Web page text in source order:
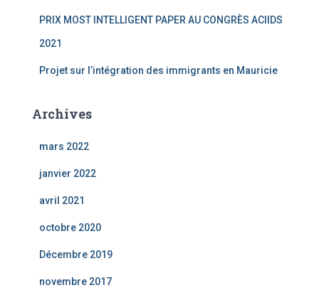
PRIX MOST INTELLIGENT PAPER AU CONGRÈS ACIIDS
2021
Projet sur l’intégration des immigrants en Mauricie
Archives
mars 2022
janvier 2022
avril 2021
octobre 2020
Décembre 2019
novembre 2017